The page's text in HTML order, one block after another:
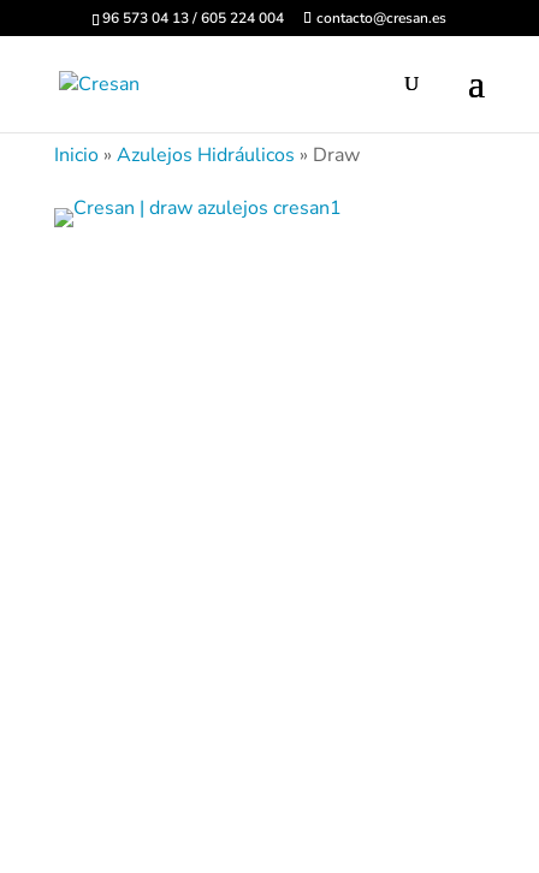
96 573 04 13 / 605 224 004 contacto@cresan.es
Inicio» Azulejos Hidráulicos » Draw